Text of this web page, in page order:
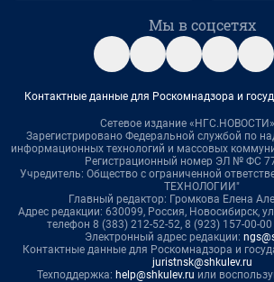
Мы в соцсетях
Контактные данные для Роскомнадзора и
Сетевое издание
Зарегистрировано Федеральной службой по
информационных технологий и массовых
Регистрационный номер ЭЛ № ФС
Учредитель: Общество с ограниченной
ТЕХНОЛОГИИ"
Главный редактор: Громкова Елена
Адрес редакции: 630099, Россия, Новосибирск,
телефон 8 (383) 212-52-52, 8 (923) 157-00-00
Электронный адрес редакции:
Контактные данные для Роскомнадзора и
juristnsk@shkulev.ru
Техподдержка: help@shkulev.ru или